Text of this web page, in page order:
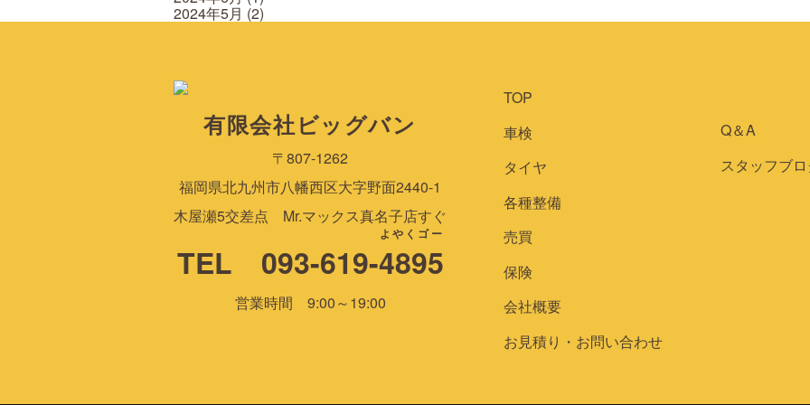
2024年5月 (2)
有限会社ビッグバン
〒807-1262
福岡県北九州市八幡西区大字野面2440-1
木屋瀬5交差点 Mr.マックス真名子店すぐ
TEL 093-619-4895
よやくゴー
営業時間 9:00～19:00
TOP
車検
タイヤ
各種整備
売買
保険
会社概要
お見積り・お問い合わせ
Q＆A
スタッフブ